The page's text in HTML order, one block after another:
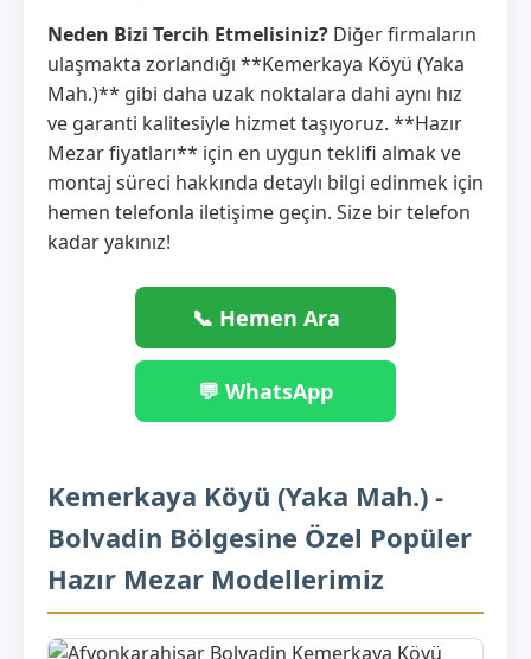
Neden Bizi Tercih Etmelisiniz? Diğer firmaların
ulaşmakta zorlandığı **Kemerkaya Köyü (Yaka
Mah.)** gibi daha uzak noktalara dahi aynı hız
ve garanti kalitesiyle hizmet taşıyoruz. **Hazır
Mezar fiyatları** için en uygun teklifi almak ve
montaj süreci hakkında detaylı bilgi edinmek için
hemen telefonla iletişime geçin. Size bir telefon
kadar yakınız!
📞 Hemen Ara
💬 WhatsApp
Kemerkaya Köyü (Yaka Mah.) -
Bolvadin Bölgesine Özel Popüler
Hazır Mezar Modellerimiz